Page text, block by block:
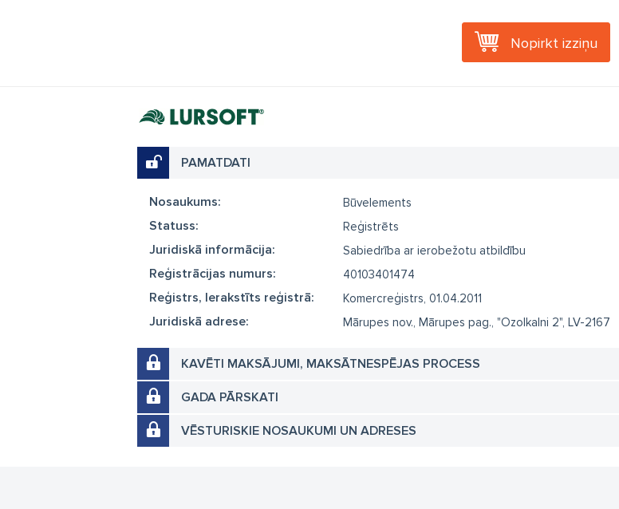
Nopirkt izziņu
PAMATDATI
Nosaukums: Būvelements
Statuss: Reģistrēts
Juridiskā informācija: Sabiedrība ar ierobežotu atbildību
Reģistrācijas numurs: 40103401474
Reģistrs, Ierakstīts reģistrā: Komercreģistrs, 01.04.2011
Juridiskā adrese: Mārupes nov., Mārupes pag., "Ozolkalni 2", LV-2167
KAVĒTI MAKSĀJUMI, MAKSĀTNESPĒJAS PROCESS
GADA PĀRSKATI
VĒSTURISKIE NOSAUKUMI UN ADRESES